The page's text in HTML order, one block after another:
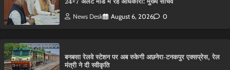
News Desk August 6, 2026 0
बनबसा रेलवे स्टेशन पर अब रुकेगी अछनेरा-टनकपुर एक्सप्रेस, रेल
मंत्री ने दी स्वीकृति